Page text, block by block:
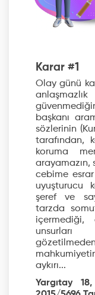
Karar #1
Olay günü
başkanı
sözlerinin
tarafından,
koruma
arayamazın,
cebime
uyuşturucu
şeref ve
tarzda
içermediği,
aykırı...
Yargıtay